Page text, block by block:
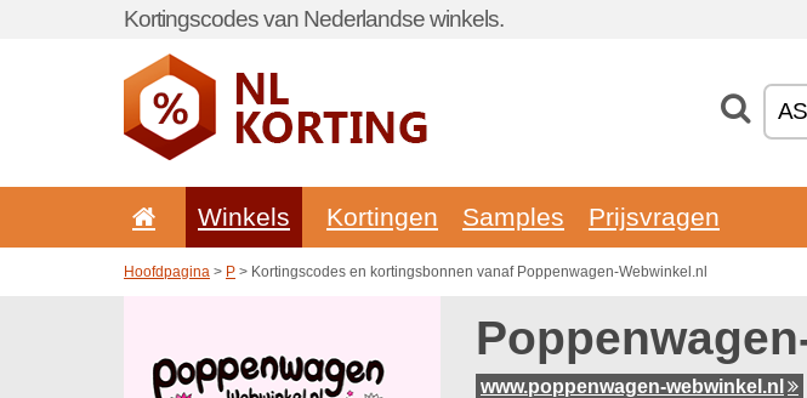
Kortingscodes van Nederlandse winkels.
Winkels Kortingen Samples Prijsvragen
Hoofdpagina > P > Kortingscodes en kortingsbonnen vanaf Poppenwagen-Webwinkel.nl
www.poppenwagen-webwinkel.nl